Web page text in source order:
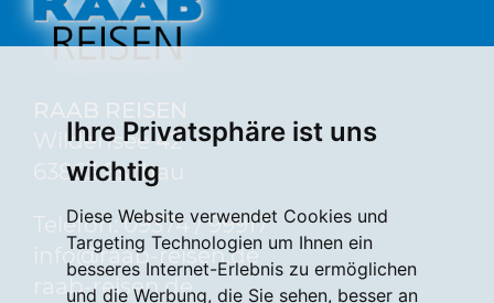
Ihre Privatsphäre ist uns
wichtig
Diese Website verwendet Cookies und
Targeting Technologien um Ihnen ein
besseres Internet-Erlebnis zu ermöglichen
und die Werbung, die Sie sehen, besser an
Reisegutscheine
Wir sind für Sie da
RAAB REISEN
Wildensee 42
63863 Eschau
Telefon: 09374 / 99917
info
raab-reisen.de
raab-reisen.de